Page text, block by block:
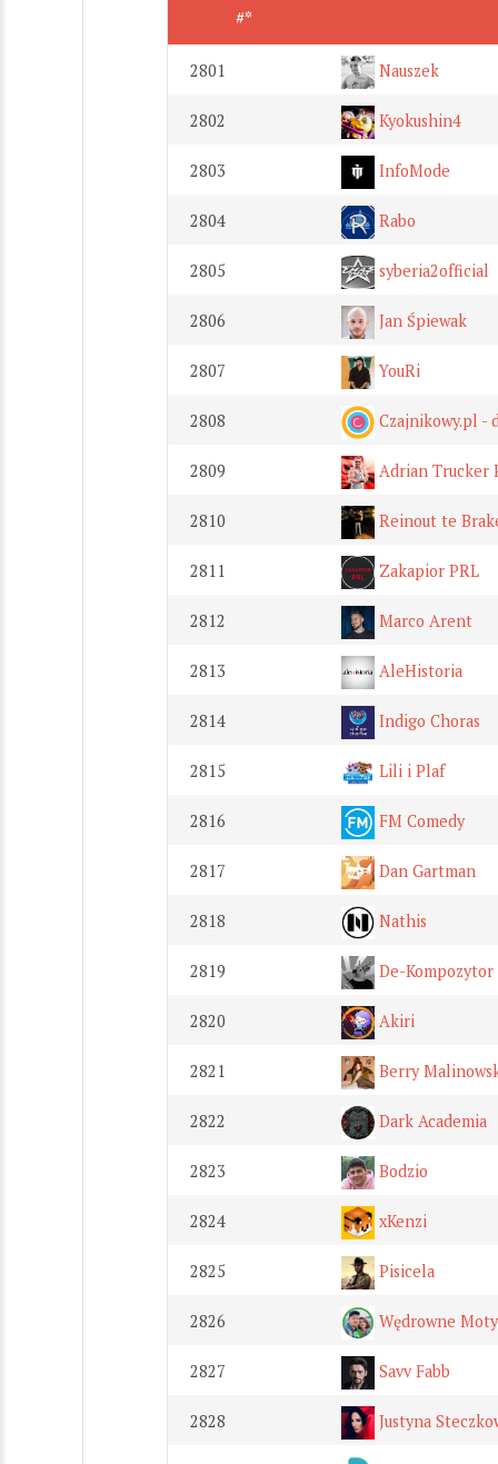
#*
2801 Nauszek
2802 Kyokushin4
2803 InfoMode
2804 Rabo
2805 syberia2official
2806 Jan Śpiewak
2807 YouRi
2808 Czajnikowy.pl -
2809 Adrian Trucker
2810 Reinout te
2811 Zakapior PRL
2812 Marco Arent
2813 AleHistoria
2814 Indigo Choras
2815 Lili i Plaf
2816 FM Comedy
2817 Dan Gartman
2818 Nathis
2819 De-Kompozytor
2820 Akiri
2821 Berry
2822 Dark Academia
2823 Bodzio
2824 xKenzi
2825 Pisicela
2826 Wędrowne
2827 Savv Fabb
2828 Justyna